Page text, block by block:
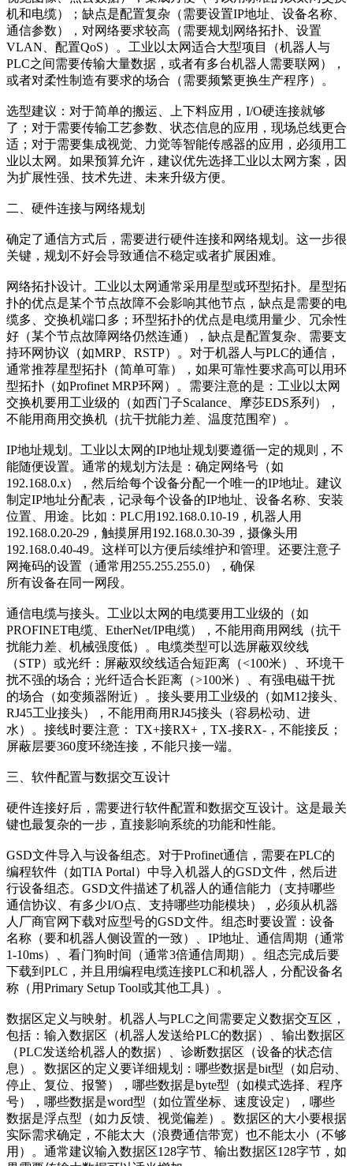
机和电缆）；缺点是配置复杂（需要设置IP地址、设备名称、
通信参数），对网络要求较高（需要规划网络拓扑、设置
VLAN、配置QoS）。工业以太网适合大型项目（机器人与
PLC之间需要传输大量数据，或者有多台机器人需要联网），
或者对柔性制造有要求的场合（需要频繁更换生产程序）。
选型建议：对于简单的搬运、上下料应用，I/O硬连接就够
了；对于需要传输工艺参数、状态信息的应用，现场总线更合
适；对于需要集成视觉、力觉等智能传感器的应用，必须用工
业以太网。如果预算允许，建议优先选择工业以太网方案，因
为扩展性强、技术先进、未来升级方便。
二、硬件连接与网络规划
确定了通信方式后，需要进行硬件连接和网络规划。这一步很
关键，规划不好会导致通信不稳定或者扩展困难。
网络拓扑设计。工业以太网通常采用星型或环型拓扑。星型拓
扑的优点是某个节点故障不会影响其他节点，缺点是需要的电
缆多、交换机端口多；环型拓扑的优点是电缆用量少、冗余性
好（某个节点故障网络仍然连通），缺点是配置复杂、需要支
持环网协议（如MRP、RSTP）。对于机器人与PLC的通信，
通常推荐星型拓扑（简单可靠），如果可靠性要求高可以用环
型拓扑（如Profinet MRP环网）。需要注意的是：工业以太网
交换机要用工业级的（如西门子Scalance、摩莎EDS系列），
不能用商用交换机（抗干扰能力差、温度范围窄）。
IP地址规划。工业以太网的IP地址规划要遵循一定的规则，不
能随便设置。通常的规划方法是：确定网络号（如
192.168.0.x），然后给每个设备分配一个唯一的IP地址。建议
制定IP地址分配表，记录每个设备的IP地址、设备名称、安装
位置、用途。比如：PLC用192.168.0.10-19，机器人用
192.168.0.20-29，触摸屏用192.168.0.30-39，摄像头用
192.168.0.40-49。这样可以方便后续维护和管理。还要注意子
网掩码的设置（通常用255.255.255.0），确保
所有设备在同一网段。
通信电缆与接头。工业以太网的电缆要用工业级的（如
PROFINET电缆、EtherNet/IP电缆），不能用商用网线（抗干
扰能力差、机械强度低）。电缆类型可以选屏蔽双绞线
（STP）或光纤：屏蔽双绞线适合短距离（<100米）、环境干
扰不强的场合；光纤适合长距离（>100米）、有强电磁干扰
的场合（如变频器附近）。接头要用工业级的（如M12接头、
RJ45工业接头），不能用商用RJ45接头（容易松动、进
水）。接线时要注意： TX+接RX+，TX-接RX-，不能接反；
屏蔽层要360度环绕连接，不能只接一端。
三、软件配置与数据交互设计
硬件连接好后，需要进行软件配置和数据交互设计。这是最关
键也最复杂的一步，直接影响系统的功能和性能。
GSD文件导入与设备组态。对于Profinet通信，需要在PLC的
编程软件（如TIA Portal）中导入机器人的GSD文件，然后进
行设备组态。GSD文件描述了机器人的通信能力（支持哪些
通信协议、有多少I/O点、支持哪些功能模块），必须从机器
人厂商官网下载对应型号的GSD文件。组态时要设置：设备
名称（要和机器人侧设置的一致）、IP地址、通信周期（通常
1-10ms）、看门狗时间（通常3倍通信周期）。组态完成后要
下载到PLC，并且用编程电缆连接PLC和机器人，分配设备名
称（用Primary Setup Tool或其他工具）。
数据区定义与映射。机器人与PLC之间需要定义数据交互区，
包括：输入数据区（机器人发送给PLC的数据）、输出数据区
（PLC发送给机器人的数据）、诊断数据区（设备的状态信
息）。数据区的定义要详细规划：哪些数据是bit型（如启动、
停止、复位、报警），哪些数据是byte型（如模式选择、程序
号），哪些数据是word型（如位置坐标、速度设定），哪些
数据是浮点型（如力反馈、视觉偏差）。数据区的大小要根据
实际需求确定，不能太大（浪费通信带宽）也不能太小（不够
用）。通常建议输入数据区128字节、输出数据区128字节，如